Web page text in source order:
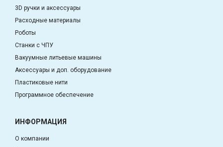
3D ручки и аксессуары
Расходные материалы
Роботы
Станки с ЧПУ
Вакуумные литьевые машины
Аксессуары и доп. оборудование
Пластиковые нити
Программное обеспечение
ИНФОРМАЦИЯ
О компании